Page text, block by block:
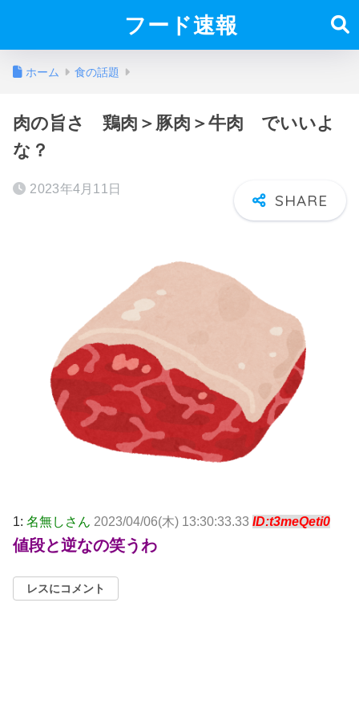
フード速報
ホーム 食の話題
肉の旨さ 鶏肉＞豚肉＞牛肉 でいいよ
な？
2023年4月11日
1: 名無しさん 2023/04/06(木) 13:30:33.33 ID:t3meQeti0
値段と逆なの笑うわ
レスにコメント